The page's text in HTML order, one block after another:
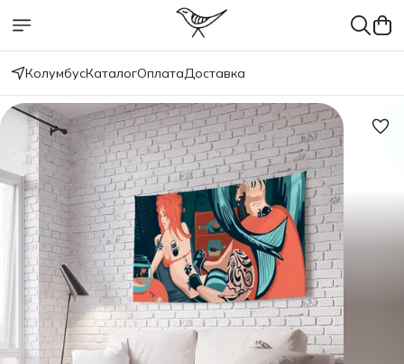
КолумбусКаталогОплатаДоставка